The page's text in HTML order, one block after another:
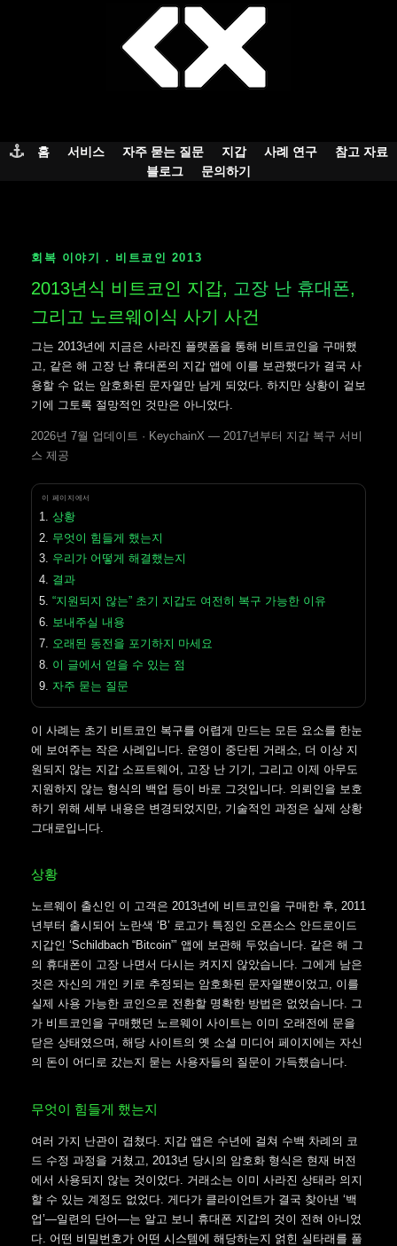
홈 서비스 자주 묻는 질문 지갑 사례 연구
참고 자료
블로그
문의하기
회복 이야기 . 비트코인 2013
2013년식 비트코인 지갑, 고장 난 휴대폰,
그리고 노르웨이식 사기 사건
그는 2013년에 지금은 사라진 플랫폼을 통해 비트코인을 구매했
고, 같은 해 고장 난 휴대폰의 지갑 앱에 이를 보관했다가 결국 사
용할 수 없는 암호화된 문자열만 남게 되었다. 하지만 상황이 겉보
기에 그토록 절망적인 것만은 아니었다.
2026년 7월 업데이트 · KeychainX — 2017년부터 지갑 복구 서비
스 제공
이 페이지에서
상황
무엇이 힘들게 했는지
우리가 어떻게 해결했는지
결과
“지원되지 않는” 초기 지갑도 여전히 복구 가능한 이유
보내주실 내용
오래된 동전을 포기하지 마세요
이 글에서 얻을 수 있는 점
자주 묻는 질문
이 사례는 초기 비트코인 복구를 어렵게 만드는 모든 요소를 한눈
에 보여주는 작은 사례입니다. 운영이 중단된 거래소, 더 이상 지
원되지 않는 지갑 소프트웨어, 고장 난 기기, 그리고 이제 아무도
지원하지 않는 형식의 백업 등이 바로 그것입니다. 의뢰인을 보호
하기 위해 세부 내용은 변경되었지만, 기술적인 과정은 실제 상황
그대로입니다.
상황
노르웨이 출신인 이 고객은 2013년에 비트코인을 구매한 후, 2011
년부터 출시되어 노란색 ‘B’ 로고가 특징인 오픈소스 안드로이드
지갑인 ‘Schildbach “Bitcoin”’ 앱에 보관해 두었습니다. 같은 해 그
의 휴대폰이 고장 나면서 다시는 켜지지 않았습니다. 그에게 남은
것은 자신의 개인 키로 추정되는 암호화된 문자열뿐이었고, 이를
실제 사용 가능한 코인으로 전환할 명확한 방법은 없었습니다. 그
가 비트코인을 구매했던 노르웨이 사이트는 이미 오래전에 문을
닫은 상태였으며, 해당 사이트의 옛 소셜 미디어 페이지에는 자신
의 돈이 어디로 갔는지 묻는 사용자들의 질문이 가득했습니다.
무엇이 힘들게 했는지
여러 가지 난관이 겹쳤다. 지갑 앱은 수년에 걸쳐 수백 차례의 코
드 수정 과정을 거쳤고, 2013년 당시의 암호화 형식은 현재 버전
에서 사용되지 않는 것이었다. 거래소는 이미 사라진 상태라 의지
할 수 있는 계정도 없었다. 게다가 클라이언트가 결국 찾아낸 ‘백
업’—일련의 단어—는 알고 보니 휴대폰 지갑의 것이 전혀 아니었
다. 어떤 비밀번호가 어떤 시스템에 해당하는지 얽힌 실타래를 풀